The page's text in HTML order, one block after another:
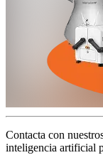
Contacta con
inteligencia artificial